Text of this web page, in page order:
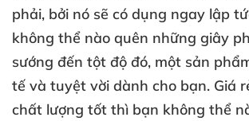
phải, bởi nó sẽ có dụng ngay lập
không thể nào quên những giây
sướng đến tột độ đó, một sản
tế và tuyệt vời dành cho bạn. Giá
chất lượng tốt thì bạn không thể